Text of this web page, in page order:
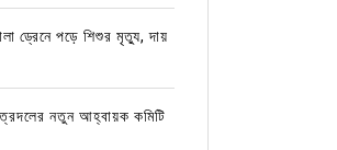
ড্রেনে পড়ে শিশুর মৃত্যু, দায়
নতুন আহ্বায়ক কমিটি